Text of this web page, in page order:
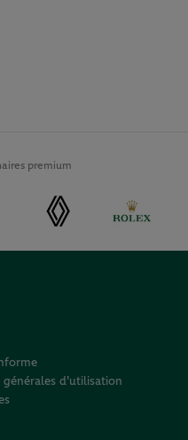
premium
d'utilisation